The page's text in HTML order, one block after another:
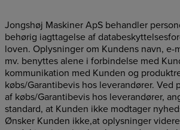
Jongshøj Maskiner ApS behandler
behørig iagttagelse af
loven. Oplysninger om Kundens navn, e-
mv. benyttes alene i forbindelse med
kommunikation med Kunden og
købs/Garantibevis hos leverandører. Ved
af købs/Garantibevis hos leverandører,
standard, at Kunden ikke modtager
Ønsker Kunden ikke,at oplysninger